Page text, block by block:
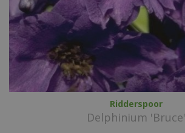
Ridderspoor
Delphinium 'Bruce'